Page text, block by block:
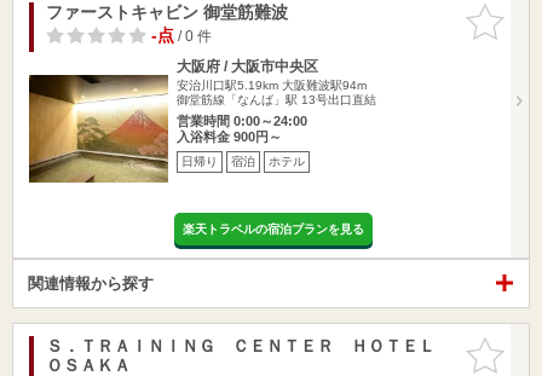
お気に入
りに追加
ファーストキャビン 御堂筋難波
-点/ 0 件
大阪府 / 大阪市中央区
安治川口駅5.19km 大阪難波駅94m
御堂筋線「なんば」駅 13号出口直結
営業時間 0:00～24:00
入浴料金 900円～
日帰り 宿泊 ホテル
楽天トラベルの宿泊プランを見る
関連情報から探す
お気に入
りに追加
Ｓ．ＴＲＡＩＮＩＮＧ ＣＥＮＴＥＲ ＨＯＴＥＬ
ＯＳＡＫＡ